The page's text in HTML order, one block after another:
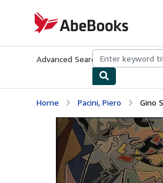
AbeBooks.com
Advanced Search Browse
Home Pacini, Piero Gino